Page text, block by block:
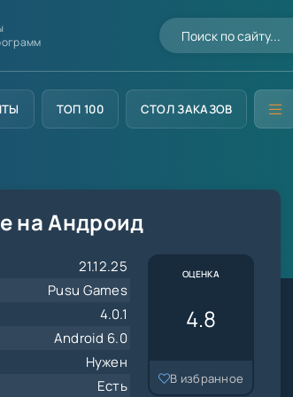
ТОП 100 СТОЛ ЗАКАЗОВ
на Андроид
21.12.25
Pusu Games
4.0.1
Android 6.0
Нужен
Есть
ОЦЕНКА
4.8
В избранное